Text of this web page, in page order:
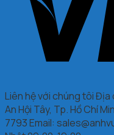
Liên hệ với chúng tôi Địa
An Hội Tây, Tp. Hồ Chí
7793 Email: